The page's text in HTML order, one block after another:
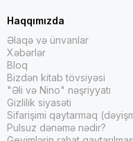
Haqqımızda
Əlaqə və ünvanlar
Xəbərlər
Bloq
Bizdən kitab tövsiyəsi
"Əli və Nino" nəşriyyatı
Gizlilik siyasəti
Sifarişimi qaytarmaq
Pulsuz dənəmə nədir?